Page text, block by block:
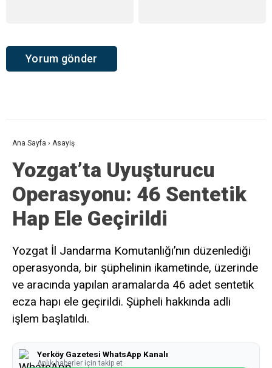
Ana Sayfa › Asayiş
Yozgat’ta Uyuşturucu
Operasyonu: 46 Sentetik
Hap Ele Geçirildi
Yozgat İl Jandarma Komutanlığı’nın düzenlediği
operasyonda, bir şüphelinin ikametinde, üzerinde
ve aracında yapılan aramalarda 46 adet sentetik
ecza hapı ele geçirildi. Şüpheli hakkında adli
işlem başlatıldı.
Yerköy Gazetesi WhatsApp Kanalı
Anlık haberler için takip et